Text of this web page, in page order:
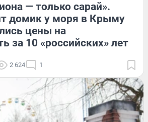
— только сарай».
домик у моря в Крыму
цены на
за 10 «российских» лет
2 624 1